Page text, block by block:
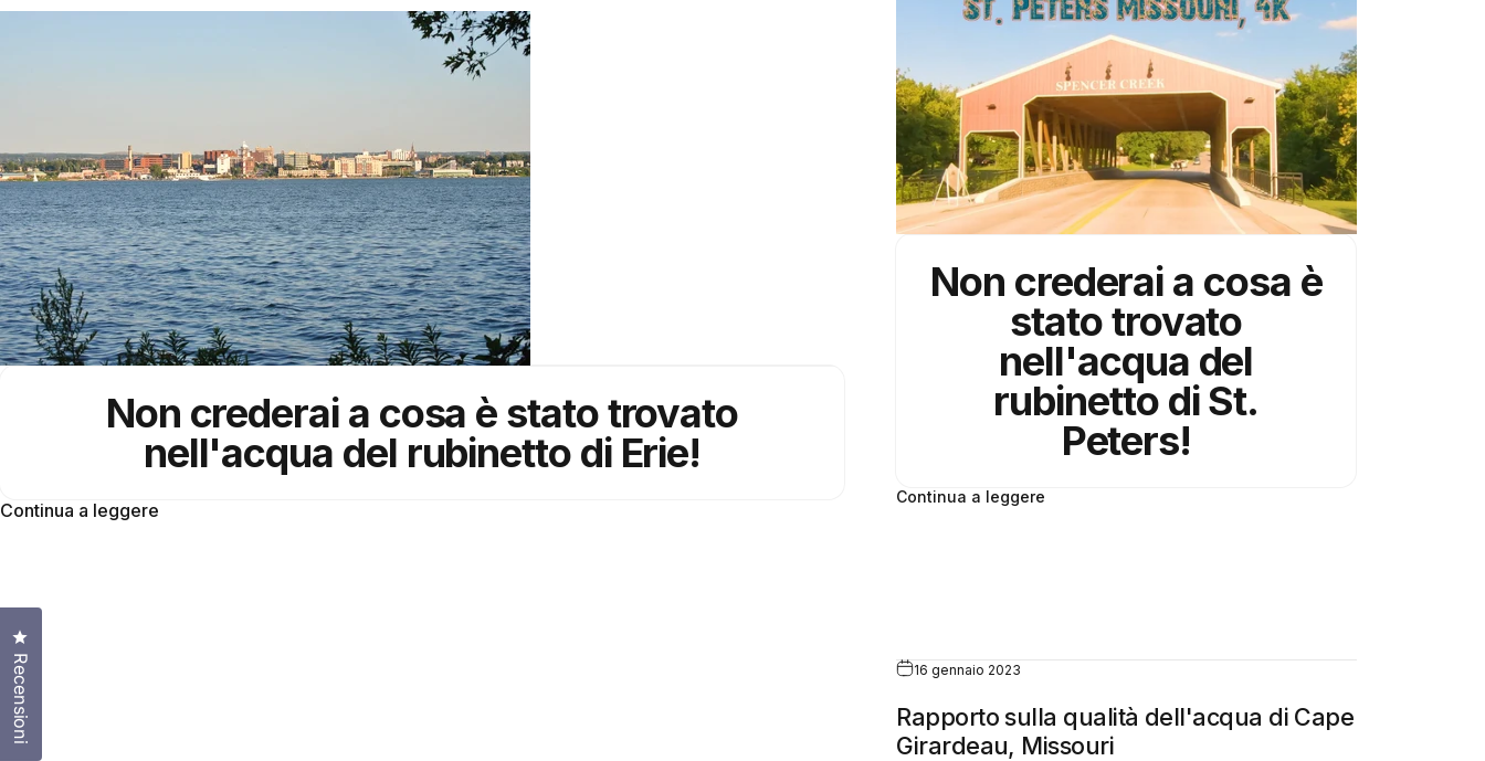
Non crederai a cosa è stato trovato
nell'acqua del rubinetto di Erie!
Continua a leggere
Non crederai a cosa è
stato trovato
nell'acqua del
rubinetto diSt.
Peters!
Continua a leggere
16 gennaio 2023
Rapporto sulla qualità dell'acqua di Cape
Girardeau, Missouri
Recensioni
Clicca per aprire la finestra delle recensioni